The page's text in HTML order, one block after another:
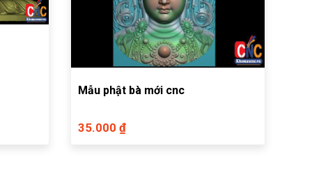
Mẫu phật bà mới cnc
35.000 ₫